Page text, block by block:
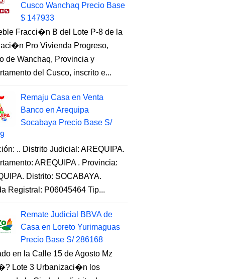
Cusco Wanchaq Precio Base
$ 147933
Fracci�n B del Lote P-8 de la
Pro Vivienda Progreso,
de Wanchaq, Provincia y
del Cusco, inscrito e...
Remaju Casa en Venta
Banco en Arequipa
Socabaya Precio Base S/
.. Distrito Judicial: AREQUIPA.
AREQUIPA . Provincia:
Distrito: SOCABAYA.
Registral: P06045464 Tip...
Remate Judicial BBVA de
Casa en Loreto Yurimaguas
Precio Base S/ 286168
en la Calle 15 de Agosto Mz
Lote 3 Urbanizaci�n los